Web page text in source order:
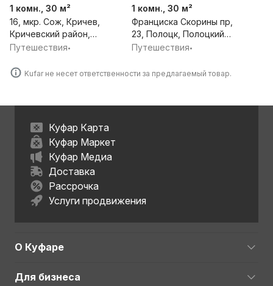
1 комн., 30 м²
16, мкр. Сож, Кричев,
Кричевский район,
Могилёвская обл.
Путешествия•
1 комн., 30 м²
Франциска Скорины пр,
23, Полоцк, Полоцкий
район, Витебская обл.
Путешествия•
Kufar не несет ответственности за предлагаемый товар.
Куфар Карта
Куфар Маркет
Куфар Медиа
Доставка
Рассрочка
Услуги продвижения
О Куфаре
Для бизнеса